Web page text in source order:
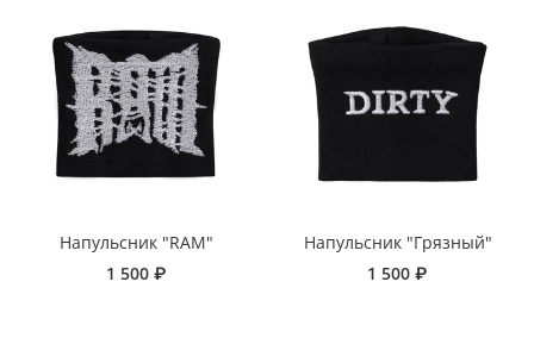
Напульсник "RAM"
1 500 ₽
Напульсник "Грязный"
1 500 ₽